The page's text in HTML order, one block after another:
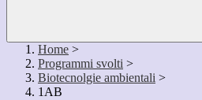
Home >
Programmi svolti >
Biotecnolgie ambientali >
1AB